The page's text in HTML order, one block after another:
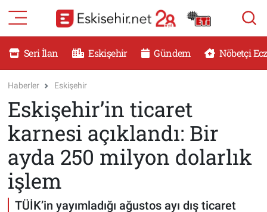
Seri İlan Eskişehir Gündem Nöbetçi
Haberler Eskişehir
Eskişehir’in ticaret
karnesi açıklandı: Bir
ayda 250 milyon dolarlık
işlem
TÜİK’in yayımladığı ağustos ayı dış ticaret
RESMİ İLANLAR
DÜNYA
SAĞLIK
MAGAZİN
KADIN
Eskişehir Nöbetçi Eczaneler
Eskişehir Namaz Vakitleri
Eskişehir Trafik Yoğunluk Haritası
Süper Lig Puan Durumu ve Fikstür
Tüm Manşetler